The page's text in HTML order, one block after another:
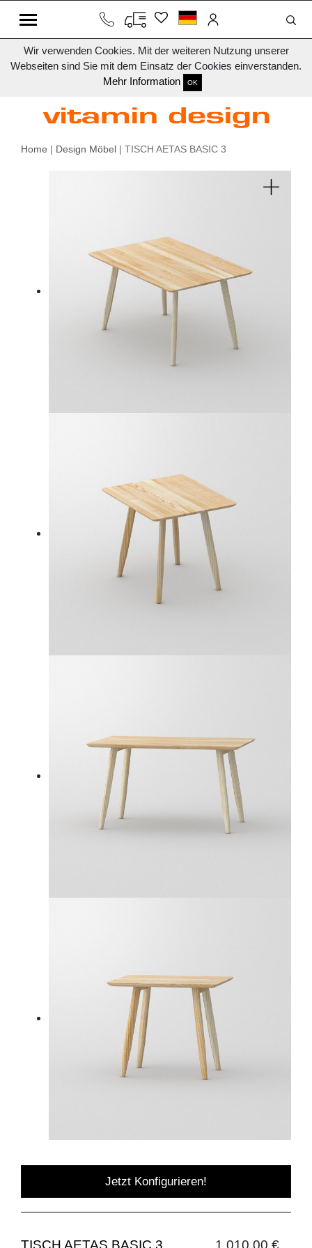
Wir verwenden Cookies. Mit der weiteren Nutzung unserer
Webseiten sind Sie mit dem Einsatz der Cookies einverstanden.
Mehr Information
OK
Home | Design Möbel | TISCH AETAS BASIC 3
Jetzt Konfigurieren!